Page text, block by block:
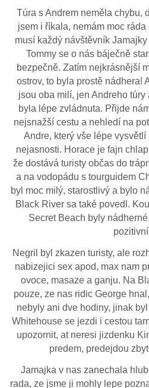
Túra s Andrem neměla chybu,
jsem i říkala, nemám moc
musí každý návštěvník
Tommy se o nás báječně
bezpečně. Zatím nejkrásnější
ostrov, to byla prostě nádhera!
jsou oba milí, jen Andreho
byla lépe zvládnuta. Přijde
nejsnažší cestu a nehledí na
Andre, který vše lépe
nejasnosti. Horace je fajn
že dostává turisty občas do
a na vodopádu s tourguidem
byl moc milý, starostlivý a bylo
Black River sa také povedl.
Secret Beach byly
Negril byl zkazen turisty, ale
nabizejici sex apod, max nam
ovoce, masaze a ganju. Na
pouze, ze nas ridic George
nebyly ani dve hodiny, jinak
Whitehouse se jezdi i cestou
upozornit, at neresi jizdenku
predem, predejdou
Jamajka v nas zanechala
rada, ze jsme ji mohly lepe